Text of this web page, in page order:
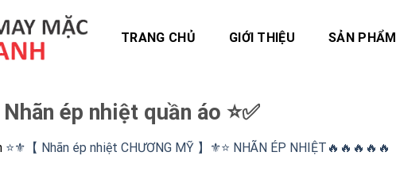
TRANG CHỦ GIỚI THIỆU SẢN PHẨM
ép nhiệt quần áo ⭐️✅
⭐️⚜️【 Nhãn ép nhiệt CHƯƠNG MỸ 】⚜️⭐️ NHÃN ÉP NHIỆT🔥🔥🔥🔥🔥